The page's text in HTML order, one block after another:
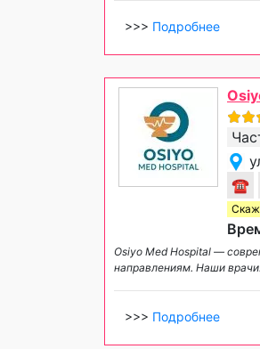
>>> Подробнее
☎
Osiyo Med Hospital —
направлениям. Наши
>>> Подробнее